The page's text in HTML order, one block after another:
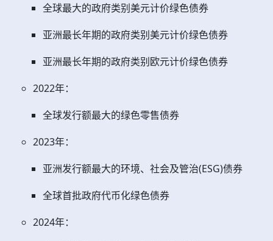
全球最大的政府类别美元计价绿色债券
亚洲最长年期的政府类别美元计价绿色债券
亚洲最长年期的政府类别欧元计价绿色债券
2022年：
全球发行额最大的绿色零售债券
2023年：
亚洲发行额最大的环境、社会及管治(ESG)债券
全球首批政府代币化绿色债券
2024年：